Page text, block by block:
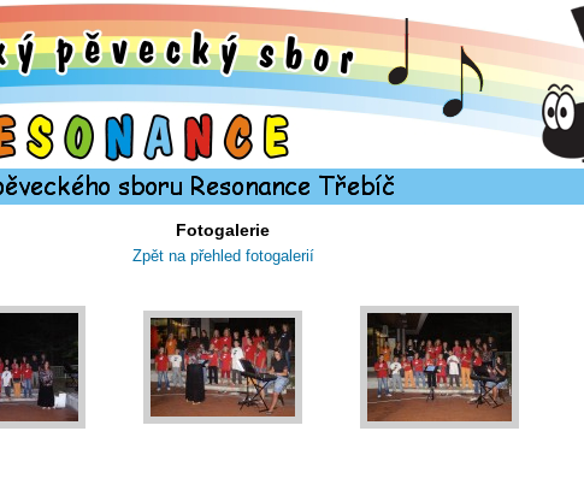
Fotogalerie
Zpět na přehled fotogalerií